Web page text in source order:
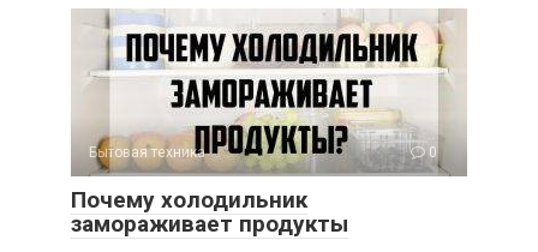
Бытовая техника 0
Почему холодильник
замораживает продукты